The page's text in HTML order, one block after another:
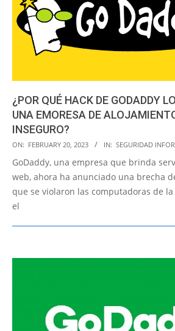
¿POR QUÉ HACK DE GODADDY
UNA EMORESA DE
INSEGURO?
2023-
02-
20
ON: FEBRUARY 20, 2023 IN: SEGURIDAD
GoDaddy, una empresa que brinda
web, ahora ha anunciado una brecha
que se violaron las computadoras de
el